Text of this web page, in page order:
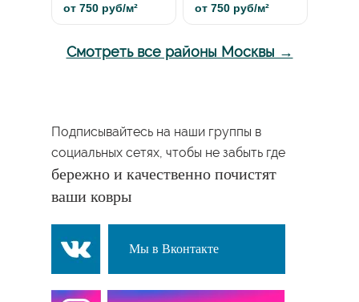
от 750 руб/м² от 750 руб/м²
Смотреть все районы Москвы →
Подписывайтесь на наши группы в
социальных сетях, чтобы не забыть где
бережно и качественно почистят
ваши ковры
Мы в Вконтакте